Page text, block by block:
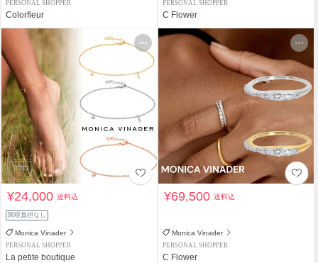
PERSONAL SHOPPER
Colorfleur
PERSONAL SHOPPER
C Flower
¥24,000送料込
関税負担なし
Monica Vinader
PERSONAL SHOPPER
La petite boutique
¥69,500送料込
Monica Vinader
PERSONAL SHOPPER
C Flower